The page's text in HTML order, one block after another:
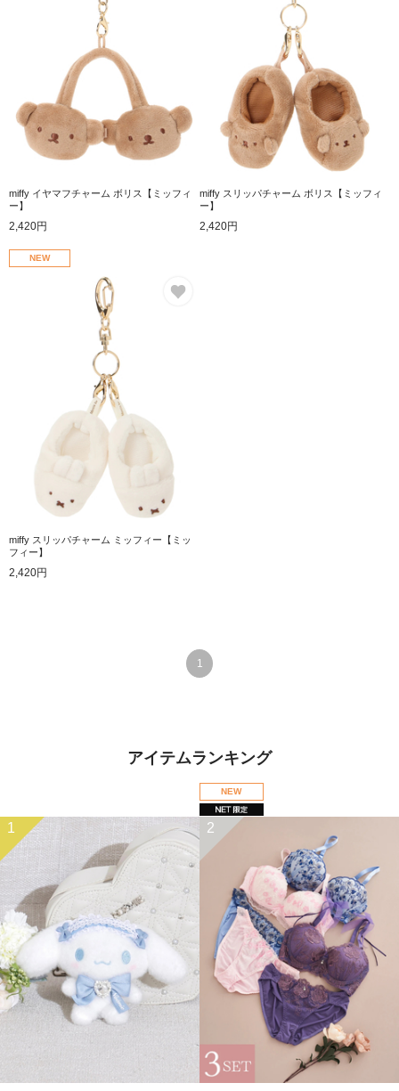
miffy イヤマフチャーム ボリス【ミッフィ
ー】
2,420円
miffy スリッパチャーム ボリス【ミッフィ
ー】
2,420円
NEW
miffy スリッパチャーム ミッフィー【ミッ
フィー】
2,420円
1
アイテムランキング
1
NEW
2